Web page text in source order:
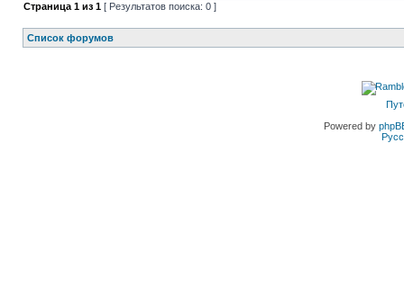
Страница 1 из 1 [ Результатов поиска: 0 ]
Список форумов
Powered by